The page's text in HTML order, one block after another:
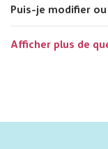
Puis-je modifier
Afficher plus de